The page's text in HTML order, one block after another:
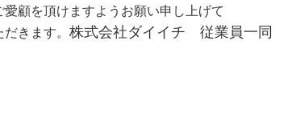
顧を頂けますようお願い申し上げて
きます。 株式会社ダイイチ 従業員一同